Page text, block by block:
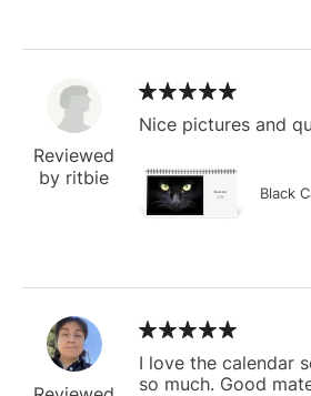
Reviewed
by ritbie
Nice pictures and
Black
I love the calendar
so much. Good